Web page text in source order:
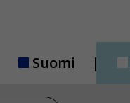
Suomi